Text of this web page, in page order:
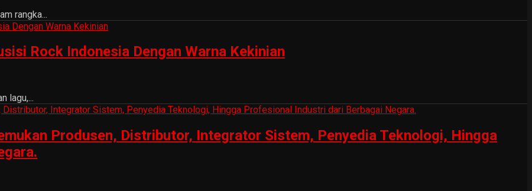
rangka...
Rock Indonesia Dengan Warna Kekinian
lagu,...
Produsen, Distributor, Integrator Sistem, Penyedia Teknologi, Hingga